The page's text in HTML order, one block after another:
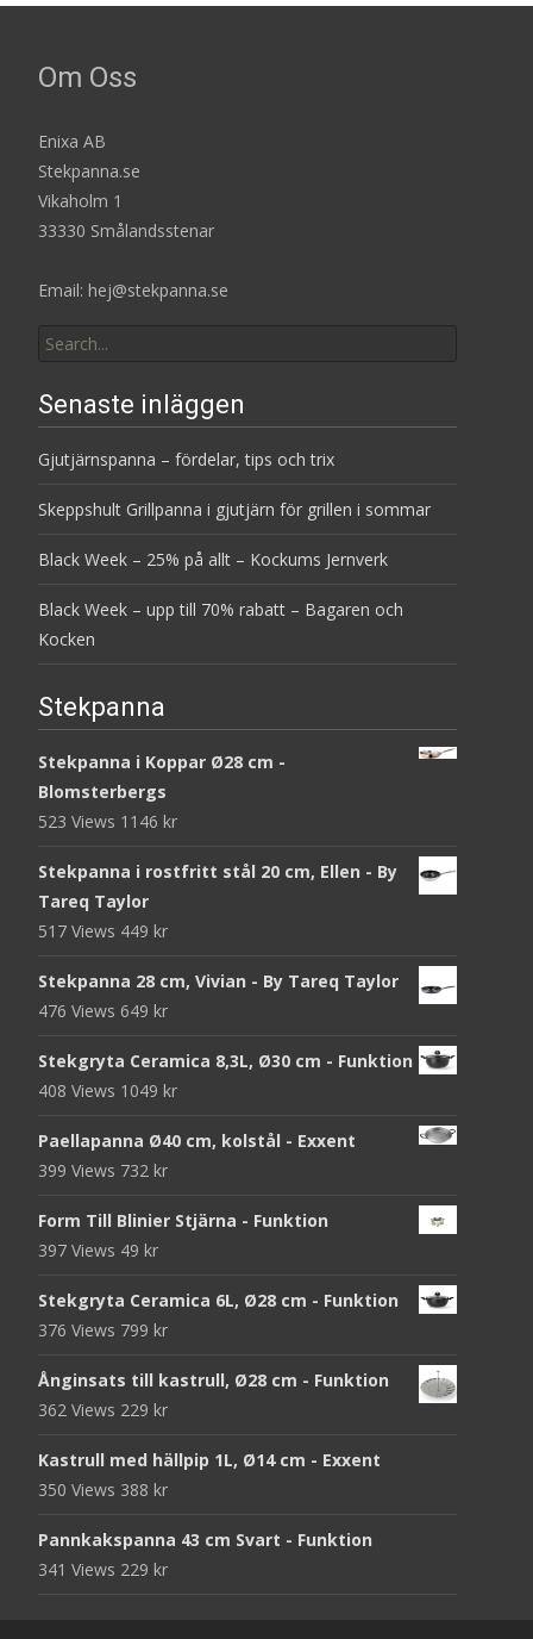
Om Oss
Enixa AB
Stekpanna.se
Vikaholm 1
33330 Smålandsstenar
Email: hej@stekpanna.se
for:
Senaste inläggen
Gjutjärnspanna – fördelar, tips och trix
Skeppshult Grillpanna i gjutjärn för grillen i sommar
Black Week – 25% på allt – Kockums Jernverk
Black Week – upp till 70% rabatt – Bagaren och
Kocken
Stekpanna
Stekpanna i Koppar Ø28 cm -
Blomsterbergs
523 Views 1146 kr
Stekpanna i rostfritt stål 20 cm, Ellen - By
Tareq Taylor
517 Views 449 kr
Stekpanna 28 cm, Vivian - By Tareq Taylor
476 Views 649 kr
Stekgryta Ceramica 8,3L, Ø30 cm - Funktion
408 Views 1049 kr
Paellapanna Ø40 cm, kolstål - Exxent
399 Views 732 kr
Form Till Blinier Stjärna - Funktion
397 Views 49 kr
Stekgryta Ceramica 6L, Ø28 cm - Funktion
376 Views 799 kr
Ånginsats till kastrull, Ø28 cm - Funktion
362 Views 229 kr
Kastrull med hällpip 1L, Ø14 cm - Exxent
350 Views 388 kr
Pannkakspanna 43 cm Svart - Funktion
341 Views 229 kr